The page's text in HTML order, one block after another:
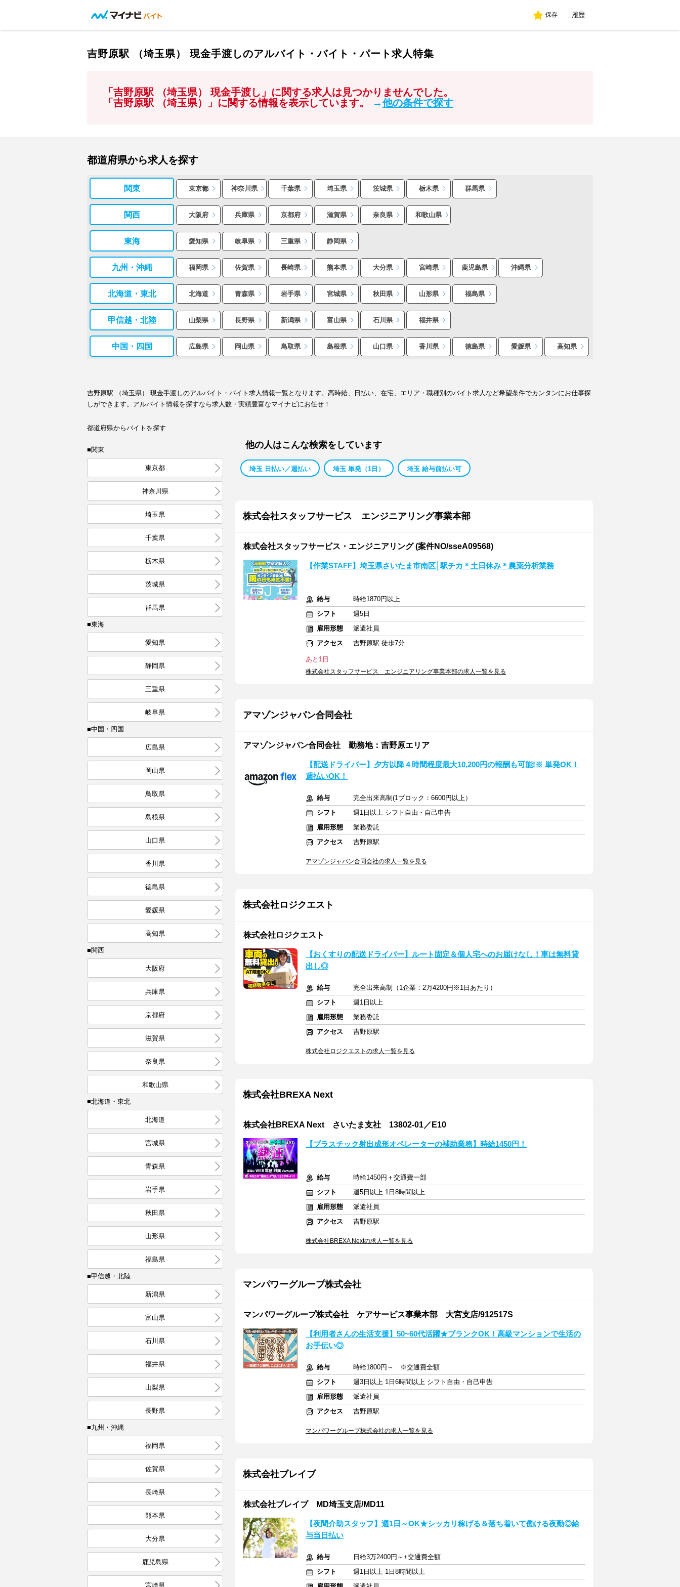
保存 履歴
吉野原駅 （埼玉県） 現金手渡しのアルバイト・バイト・パート求人特集
「吉野原駅 （埼玉県） 現金手渡し」に関する求人は見つかりませんでした。
「吉野原駅 （埼玉県）」に関する情報を表示しています。
→他の条件で探す
都道府県から求人を探す
関東 東京都 神奈川県 千葉県 埼玉県 茨城県 栃木県 群馬県
関西 大阪府 兵庫県 京都府 滋賀県 奈良県 和歌山県
東海 愛知県 岐阜県 三重県 静岡県
九州・沖縄 福岡県 佐賀県 長崎県 熊本県 大分県 宮崎県 鹿児島県 沖縄県
北海道・東北 北海道 青森県 岩手県 宮城県 秋田県 山形県 福島県
甲信越・北陸 山梨県 長野県 新潟県 富山県 石川県 福井県
中国・四国 広島県 岡山県 鳥取県 島根県 山口県 香川県 徳島県 愛媛県 高知県
吉野原駅 （埼玉県） 現金手渡しのアルバイト・バイト求人情報一覧となります。高時給、日払い、在宅、エリア・職種別のバイト求人など希望条件でカンタンにお仕事探
しができます。アルバイト情報を探すなら求人数・実績豊富なマイナビにお任せ！
都道府県からバイトを探す
■関東
東京都
神奈川県
埼玉県
千葉県
栃木県
茨城県
群馬県
■東海
愛知県
静岡県
三重県
岐阜県
■中国・四国
広島県
岡山県
鳥取県
島根県
山口県
香川県
徳島県
愛媛県
高知県
■関西
大阪府
兵庫県
京都府
滋賀県
奈良県
和歌山県
■北海道・東北
北海道
宮城県
青森県
岩手県
秋田県
山形県
福島県
■甲信越・北陸
新潟県
富山県
石川県
福井県
山梨県
長野県
■九州・沖縄
福岡県
佐賀県
長崎県
熊本県
大分県
鹿児島県
宮崎県
他の人はこんな検索をしています
埼玉 日払い／週払い 埼玉 単発（1日） 埼玉 給与前払い可
株式会社スタッフサービス エンジニアリング事業本部
株式会社スタッフサービス・エンジニアリング (案件NO/sseA09568)
【作業STAFF】埼玉県さいたま市南区│駅チカ＊土日休み＊農薬分析業務
給与
時給1870円以上
シフト
週5日
雇用形態
派遣社員
アクセス
吉野原駅 徒歩7分
あと1日
株式会社スタッフサービス エンジニアリング事業本部の求人一覧を見る
アマゾンジャパン合同会社
アマゾンジャパン合同会社 勤務地：吉野原エリア
【配送ドライバー】夕方以降４時間程度最大10,200円の報酬も可能!※ 単発OK！
週払いOK！
給与
完全出来高制(1ブロック：6600円以上）
シフト
週1日以上 シフト自由・自己申告
雇用形態
業務委託
アクセス
吉野原駅
アマゾンジャパン合同会社の求人一覧を見る
株式会社ロジクエスト
株式会社ロジクエスト
【おくすりの配送ドライバー】ルート固定＆個人宅へのお届けなし！車は無料貸
出し◎
給与
完全出来高制（1企業：2万4200円※1日あたり）
シフト
週1日以上
雇用形態
業務委託
アクセス
吉野原駅
株式会社ロジクエストの求人一覧を見る
株式会社BREXA Next
株式会社BREXA Next さいたま支社 13802-01／E10
【プラスチック射出成形オペレーターの補助業務】時給1450円！
給与
時給1450円＋交通費一部
シフト
週5日以上 1日8時間以上
雇用形態
派遣社員
アクセス
吉野原駅
株式会社BREXA Nextの求人一覧を見る
マンパワーグループ株式会社
マンパワーグループ株式会社 ケアサービス事業本部 大宮支店/912517S
【利用者さんの生活支援】50~60代活躍★ブランクOK！高級マンションで生活の
お手伝い◎
給与
時給1800円～ ※交通費全額
シフト
週3日以上 1日6時間以上 シフト自由・自己申告
雇用形態
派遣社員
アクセス
吉野原駅
マンパワーグループ株式会社の求人一覧を見る
株式会社ブレイブ
株式会社ブレイブ MD埼玉支店/MD11
【夜間介助スタッフ】週1日～OK★シッカリ稼げる＆落ち着いて働ける夜勤◎給
与当日払い
給与
日給3万2400円～+交通費全額
シフト
週1日以上 1日8時間以上